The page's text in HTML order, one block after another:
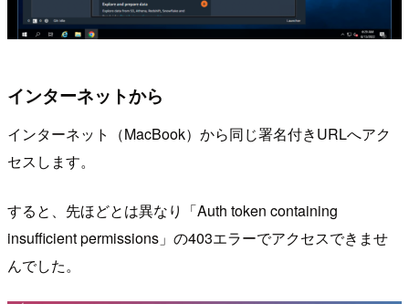
インターネットから
インターネット（MacBook）から同じ署名付きURLへアク
セスします。
すると、先ほどとは異なり「Auth token containing
insufficient permissions」の403エラーでアクセスできませ
んでした。